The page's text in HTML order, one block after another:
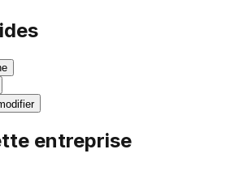
entreprise